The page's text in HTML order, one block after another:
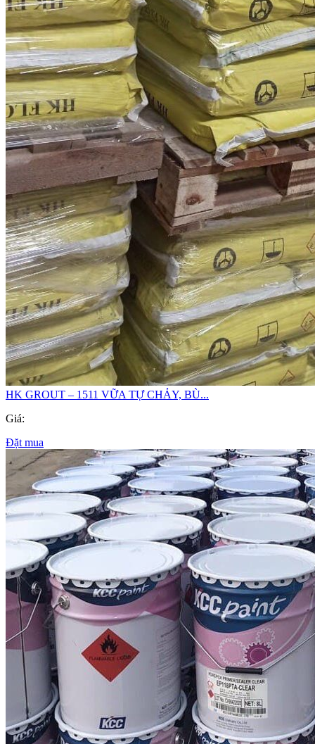
HK GROUT – 1511 VỮA TỰ CHẢY, BÙ...
Giá:
Đặt mua